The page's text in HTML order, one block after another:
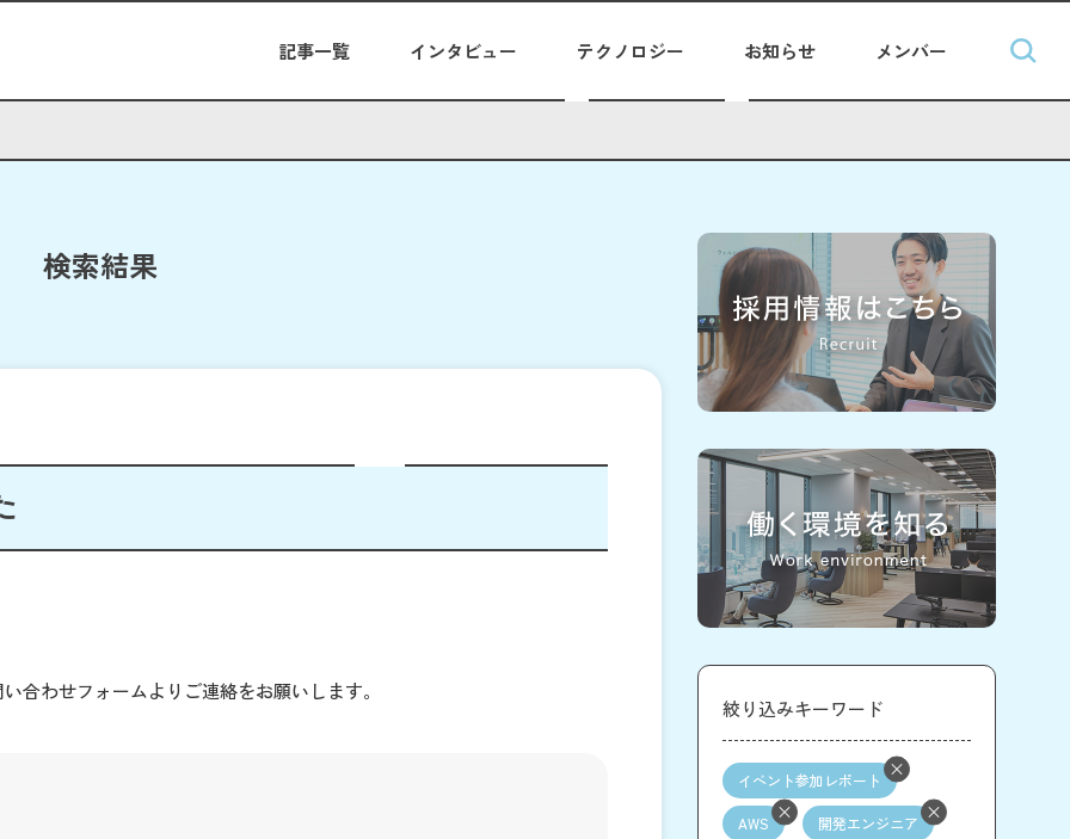
記事一覧 インタビュー テクノロジー お知らせ メンバー
検索結果
合わせフォームよりご連絡をお願いします。
絞り込みキーワード
イベント参加レポート
AWS 開発エンジニア